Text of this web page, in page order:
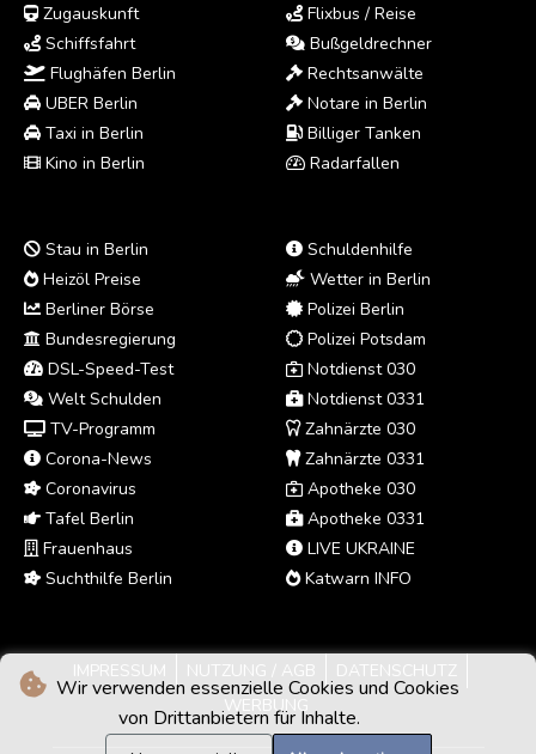
Wir verwenden essenzielle Cookies und Cookies
von Drittanbietern für Inhalte.
Zugauskunft
Schiffsfahrt
Flughäfen Berlin
UBER Berlin
Taxi in Berlin
Kino in Berlin
Flixbus / Reise
Bußgeldrechner
Rechtsanwälte
Notare in Berlin
Billiger Tanken
Radarfallen
Stau in Berlin
Heizöl Preise
Berliner Börse
Bundesregierung
DSL-Speed-Test
Welt Schulden
TV-Programm
Corona-News
Coronavirus
Tafel Berlin
Frauenhaus
Suchthilfe Berlin
Schuldenhilfe
Wetter in Berlin
Polizei Berlin
Polizei Potsdam
Notdienst 030
Notdienst 0331
Zahnärzte 030
Zahnärzte 0331
Apotheke 030
Apotheke 0331
LIVE UKRAINE
Katwarn INFO
IMPRESSUM NUTZUNG / AGB
DATENSCHUTZ
WERBUNG